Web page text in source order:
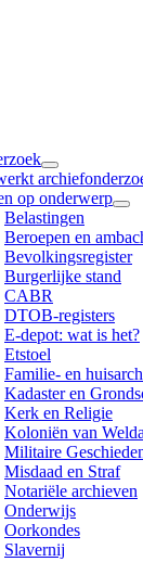
op onderwerp
Belastingen
Beroepen en
Bevolkingsregister
Burgerlijke stand
CABR
DTOB-registers
E-depot: wat is het?
Etstoel
Familie- en
Kadaster en
Kerk en Religie
Koloniën van
Militaire
Misdaad en Straf
Notariële archieven
Onderwijs
Oorkondes
Slavernij